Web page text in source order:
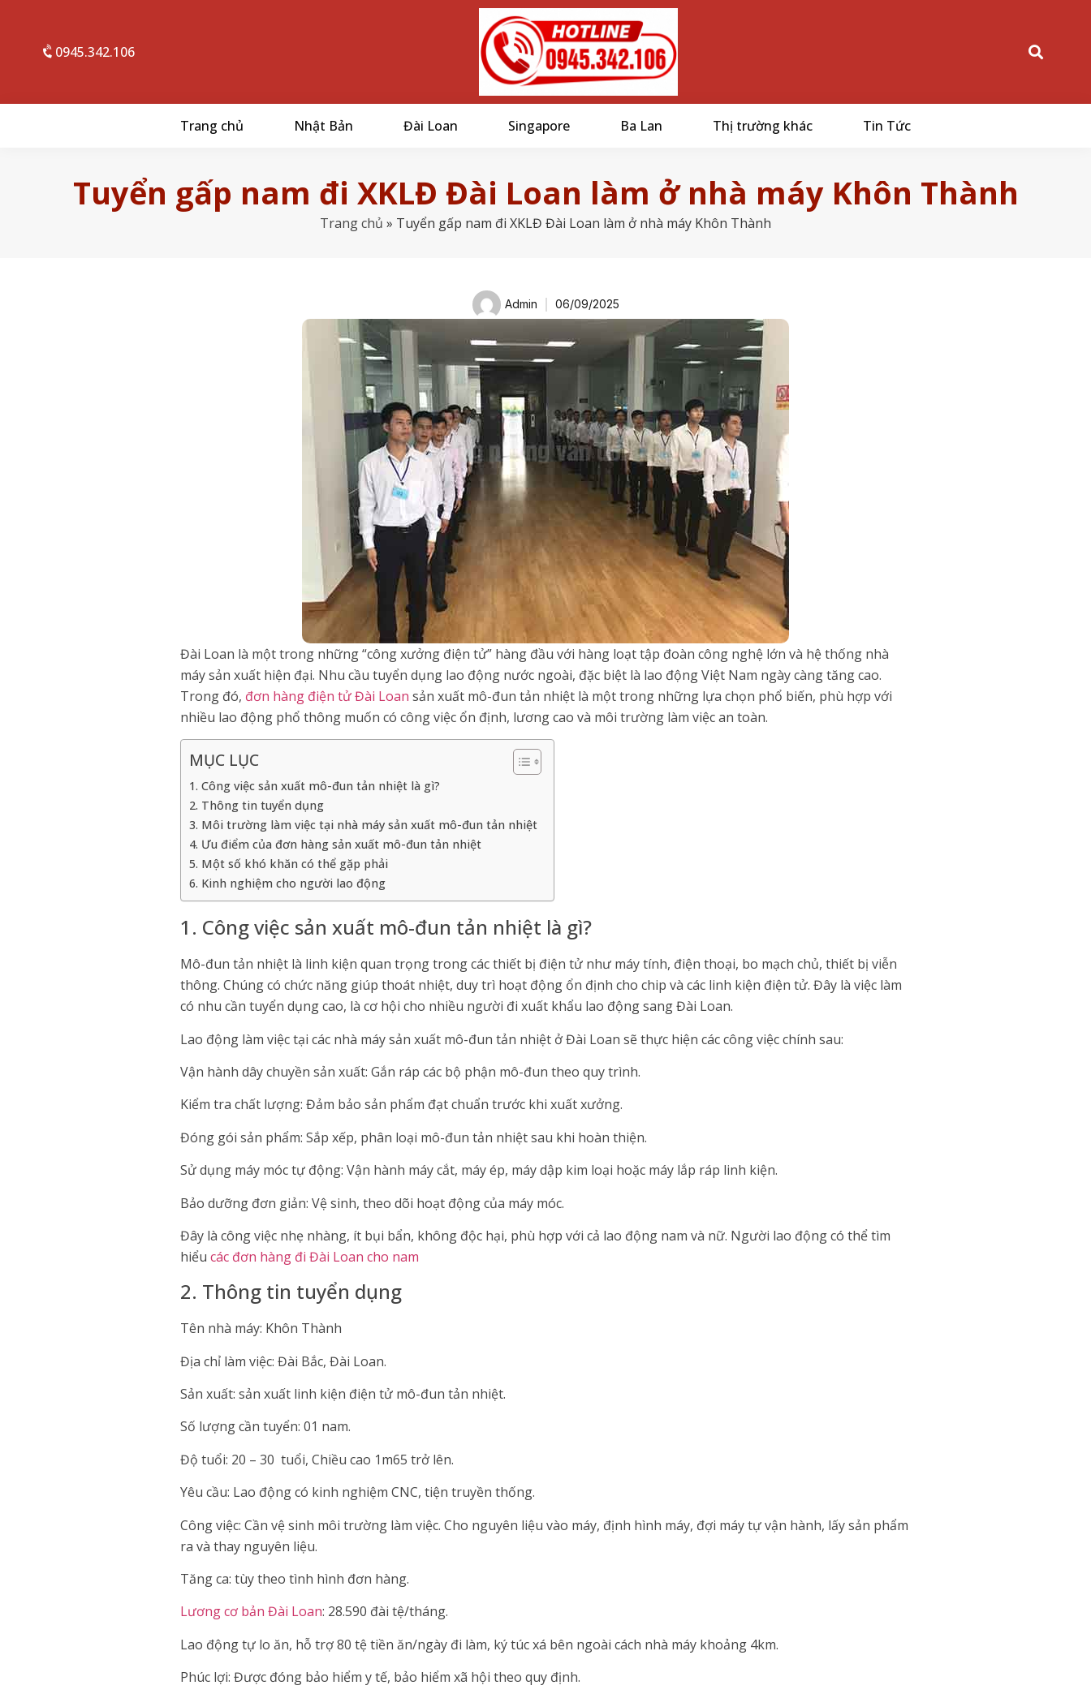
0945.342.106
Trang chủ Nhật Bản Đài Loan Singapore Ba Lan Thị trường khác Tin Tức
Tuyển gấp nam đi XKLĐ Đài Loan làm ở nhà máy Khôn Thành
Trang chủ » Tuyển gấp nam đi XKLĐ Đài Loan làm ở nhà máy Khôn Thành
Admin 06/09/2025
Đài Loan là một trong những “công xưởng điện tử” hàng đầu với hàng loạt tập đoàn công nghệ lớn và hệ thống nhà
máy sản xuất hiện đại. Nhu cầu tuyển dụng lao động nước ngoài, đặc biệt là lao động Việt Nam ngày càng tăng cao.
Trong đó, đơn hàng điện tử Đài Loan sản xuất mô-đun tản nhiệt là một trong những lựa chọn phổ biến, phù hợp với
nhiều lao động phổ thông muốn có công việc ổn định, lương cao và môi trường làm việc an toàn.
MỤC LỤC
1. Công việc sản xuất mô-đun tản nhiệt là gì?
2. Thông tin tuyển dụng
3. Môi trường làm việc tại nhà máy sản xuất mô-đun tản nhiệt
4. Ưu điểm của đơn hàng sản xuất mô-đun tản nhiệt
5. Một số khó khăn có thể gặp phải
6. Kinh nghiệm cho người lao động
1. Công việc sản xuất mô-đun tản nhiệt là gì?
Mô-đun tản nhiệt là linh kiện quan trọng trong các thiết bị điện tử như máy tính, điện thoại, bo mạch chủ, thiết bị viễn
thông. Chúng có chức năng giúp thoát nhiệt, duy trì hoạt động ổn định cho chip và các linh kiện điện tử. Đây là việc làm
có nhu cần tuyển dụng cao, là cơ hội cho nhiều người đi xuất khẩu lao động sang Đài Loan.
Lao động làm việc tại các nhà máy sản xuất mô-đun tản nhiệt ở Đài Loan sẽ thực hiện các công việc chính sau:
Vận hành dây chuyền sản xuất: Gắn ráp các bộ phận mô-đun theo quy trình.
Kiểm tra chất lượng: Đảm bảo sản phẩm đạt chuẩn trước khi xuất xưởng.
Đóng gói sản phẩm: Sắp xếp, phân loại mô-đun tản nhiệt sau khi hoàn thiện.
Sử dụng máy móc tự động: Vận hành máy cắt, máy ép, máy dập kim loại hoặc máy lắp ráp linh kiện.
Bảo dưỡng đơn giản: Vệ sinh, theo dõi hoạt động của máy móc.
Đây là công việc nhẹ nhàng, ít bụi bẩn, không độc hại, phù hợp với cả lao động nam và nữ. Người lao động có thể tìm
hiểu các đơn hàng đi Đài Loan cho nam
2. Thông tin tuyển dụng
Tên nhà máy: Khôn Thành
Địa chỉ làm việc: Đài Bắc, Đài Loan.
Sản xuất: sản xuất linh kiện điện tử mô-đun tản nhiệt.
Số lượng cần tuyển: 01 nam.
Độ tuổi: 20 – 30 tuổi, Chiều cao 1m65 trở lên.
Yêu cầu: Lao động có kinh nghiệm CNC, tiện truyền thống.
Công việc: Cần vệ sinh môi trường làm việc. Cho nguyên liệu vào máy, định hình máy, đợi máy tự vận hành, lấy sản phẩm
ra và thay nguyên liệu.
Tăng ca: tùy theo tình hình đơn hàng.
Lương cơ bản Đài Loan: 28.590 đài tệ/tháng.
Lao động tự lo ăn, hỗ trợ 80 tệ tiền ăn/ngày đi làm, ký túc xá bên ngoài cách nhà máy khoảng 4km.
Phúc lợi: Được đóng bảo hiểm y tế, bảo hiểm xã hội theo quy định.